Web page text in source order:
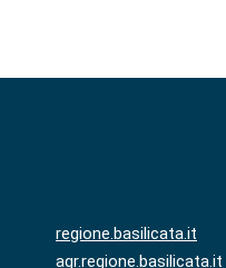
regione.basilicata.it
agr.regione.basilicata.it